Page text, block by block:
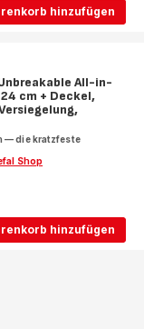
hinzufügen
hinzufügen
All-in-
cm + Deckel,
— die kratzfeste
Shop